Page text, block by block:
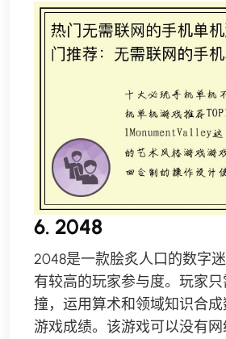
6. 2048
2048是一款脍炙人口的数字
有较高的玩家参与度。玩家
撞，运用算术和领域知识合
游戏成绩。该游戏可以没有